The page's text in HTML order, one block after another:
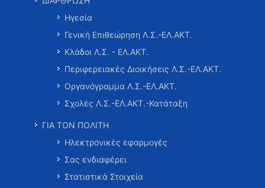
Ηγεσία
Γενική Επιθεώρηση Λ.Σ.-ΕΛ.ΑΚΤ.
Κλάδοι Λ.Σ. - ΕΛ.ΑΚΤ.
Περιφερειακές Διοικήσεις Λ.Σ.-ΕΛ.ΑΚΤ.
Οργανόγραμμα Λ.Σ.-ΕΛ.ΑΚΤ.
Σχολές Λ.Σ.-ΕΛ.ΑΚΤ.-Κατάταξη
ΓΙΑ ΤΟΝ ΠΟΛΙΤΗ
Ηλεκτρονικές εφαρμογές
Σας ενδιαφέρει
Στατιστικά Στοιχεία